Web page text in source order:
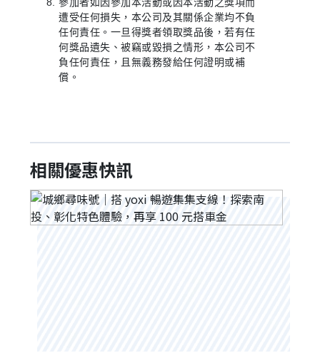
遭受任何損失，本公司及其關係企業均不負
任何責任。一旦得獎者領取獎品後，若有任
何獎品遺失、被竊或毀損之情形，本公司不
負任何責任，且無義務發給任何證明或補
償。
相關優惠快訊